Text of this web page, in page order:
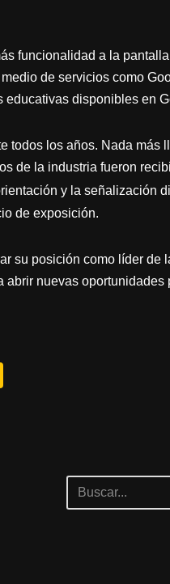
funcionalidad a la
de servicios como
disponibles en
todos los años. Nada más
de la industria fueron
y la señalización
de exposición.
su posición como líder de
nuevas oportunidades